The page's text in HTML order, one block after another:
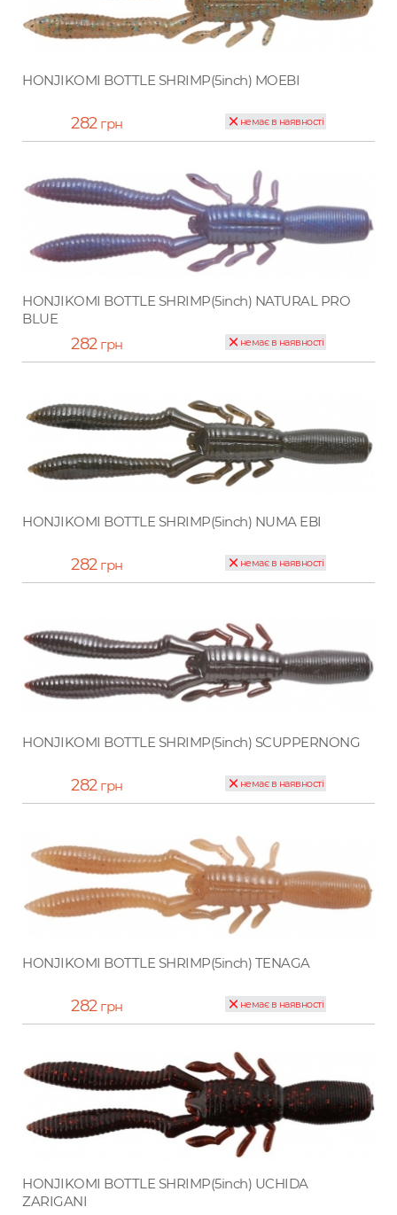
HONJIKOMI BOTTLE SHRIMP(5inch) MOEBI
282грн немає в наявності
HONJIKOMI BOTTLE SHRIMP(5inch) NATURAL PRO
BLUE
282грн немає в наявності
HONJIKOMI BOTTLE SHRIMP(5inch) NUMA EBI
282грн немає в наявності
HONJIKOMI BOTTLE SHRIMP(5inch) SCUPPERNONG
282грн немає в наявності
HONJIKOMI BOTTLE SHRIMP(5inch) TENAGA
282грн немає в наявності
HONJIKOMI BOTTLE SHRIMP(5inch) UCHIDA
ZARIGANI